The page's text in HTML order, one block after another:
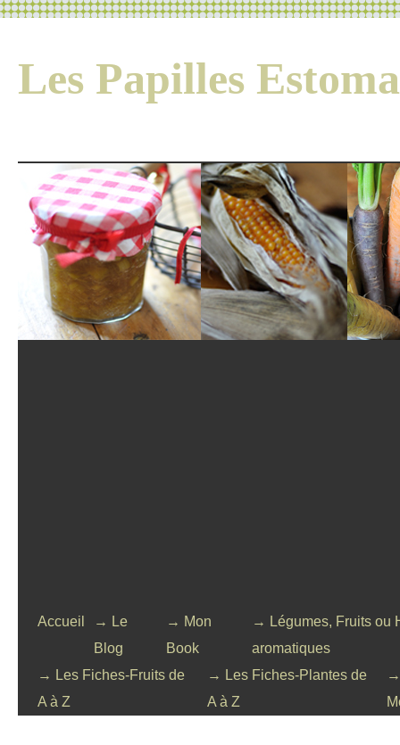
Les Papilles
Accueil
→ Le
Blog
→ Mon
Book
→ Légumes, Fruits ou
aromatiques
→ Les Fiches-Fruits de
A à Z
→ Les Fiches-Plantes de
A à Z
→